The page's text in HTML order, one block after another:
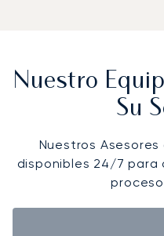
Nuestro
Su
Nuestros
disponibles 24/7 para